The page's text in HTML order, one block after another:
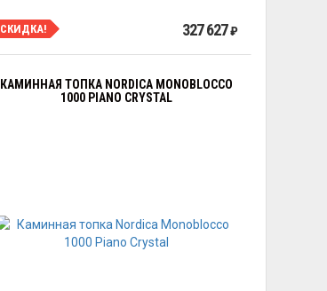
СКИДКА! 327 627₽
КАМИННАЯ ТОПКА NORDICA MONOBLOCCO
1000 PIANO CRYSTAL